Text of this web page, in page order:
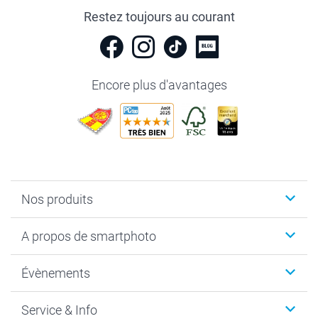
Restez toujours au courant
Encore plus d'avantages
Nos produits
Cadeaux photo
MyNameBook
Développement photo & Tirage photo
A propos de smartphoto
Durabilité
Gestion des cookies
Évènements
Nouvel An
Service & Info